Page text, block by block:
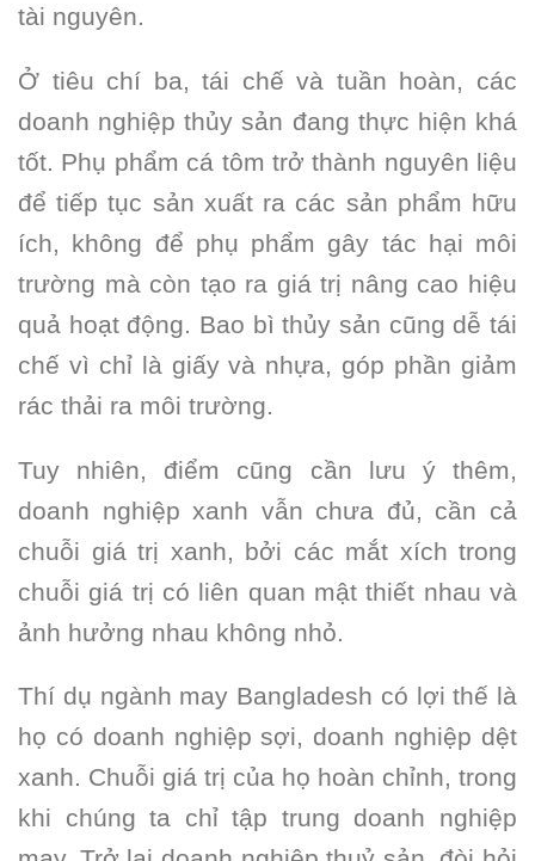
tài nguyên.
Ở tiêu chí ba, tái chế và tuần hoàn, các
doanh nghiệp thủy sản đang thực hiện khá
tốt. Phụ phẩm cá tôm trở thành nguyên liệu
để tiếp tục sản xuất ra các sản phẩm hữu
ích, không để phụ phẩm gây tác hại môi
trường mà còn tạo ra giá trị nâng cao hiệu
quả hoạt động. Bao bì thủy sản cũng dễ tái
chế vì chỉ là giấy và nhựa, góp phần giảm
rác thải ra môi trường.
Tuy nhiên, điểm cũng cần lưu ý thêm,
doanh nghiệp xanh vẫn chưa đủ, cần cả
chuỗi giá trị xanh, bởi các mắt xích trong
chuỗi giá trị có liên quan mật thiết nhau và
ảnh hưởng nhau không nhỏ.
Thí dụ ngành may Bangladesh có lợi thế là
họ có doanh nghiệp sợi, doanh nghiệp dệt
xanh. Chuỗi giá trị của họ hoàn chỉnh, trong
khi chúng ta chỉ tập trung doanh nghiệp